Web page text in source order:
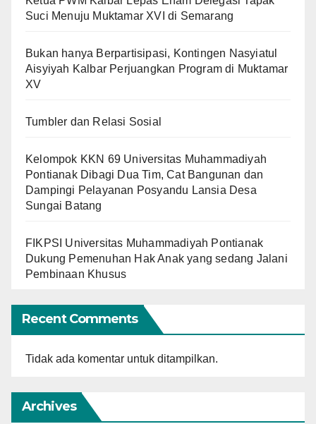
Suci Menuju Muktamar XVI di Semarang
Bukan hanya Berpartisipasi, Kontingen Nasyiatul
Aisyiyah Kalbar Perjuangkan Program di Muktamar
XV
Tumbler dan Relasi Sosial
Kelompok KKN 69 Universitas Muhammadiyah
Pontianak Dibagi Dua Tim, Cat Bangunan dan
Dampingi Pelayanan Posyandu Lansia Desa
Sungai Batang
FIKPSI Universitas Muhammadiyah Pontianak
Dukung Pemenuhan Hak Anak yang sedang Jalani
Pembinaan Khusus
Recent Comments
Tidak ada komentar untuk ditampilkan.
Archives